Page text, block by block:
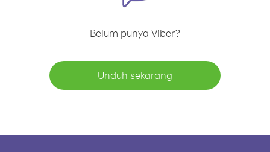
Belum punya Viber?
Unduh sekarang